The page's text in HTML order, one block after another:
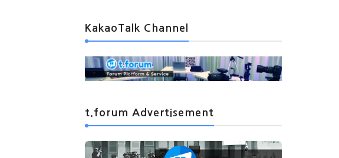
KakaoTalk Channel
t.forum Advertisement